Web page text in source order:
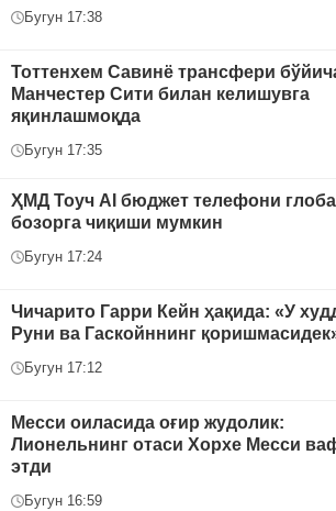
Бугун 17:38
Тоттенхем Савинё трансфери
Манчестер Сити билан келишувга
яқинлашмоқда
Бугун 17:35
ҲМД Тоуч AI бюджет телефони
бозорга чиқиши мумкин
Бугун 17:24
Чичарито Гарри Кейн ҳақида: «У
Руни ва Гаскойннинг
Бугун 17:12
Месси оиласида оғир жудолик:
Лионельнинг отаси Хорхе Месси
этди
Бугун 16:59